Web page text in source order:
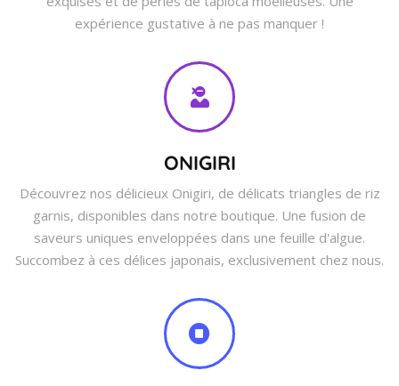
expérience gustative à ne pas manquer !
ONIGIRI
Découvrez nos délicieux Onigiri, de délicats triangles de riz
garnis, disponibles dans notre boutique. Une fusion de
saveurs uniques enveloppées dans une feuille d'algue.
Succombez à ces délices japonais, exclusivement chez nous.